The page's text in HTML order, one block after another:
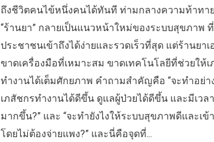
ถึงชีวิตคนไข้หนึ่งคนได้ทันที ท่ามกลางความท้าทา
“ร้านยา” กลายเป็นแนวหน้าใหม่ของระบบสุขภาพ ที่
ประชาชนเข้าถึงได้ง่ายและรวดเร็วที่สุด แต่ร้านยาเ
ขาดเครื่องมือที่เหมาะสม ขาดเทคโนโลยีที่ช่วยให้
ทำงานได้เต็มศักยภาพ คำถามสำคัญคือ “จะทำอย่า
เภสัชกรทำงานได้ดีขึ้น ดูแลผู้ป่วยได้ดีขึ้น และมีเวล
มากขึ้น?” และ “จะทำยังไงให้ระบบสุขภาพดีและเข้
โดยไม่ต้องจ่ายแพง?” และนี่คือจุดที่...